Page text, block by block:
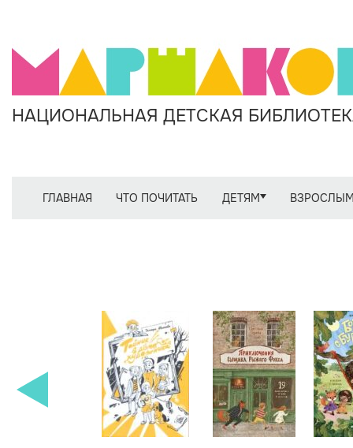
НАЦИОНАЛЬНАЯ ДЕТСКАЯ
ГЛАВНАЯ ЧТО ПОЧИТАТЬ ДЕТЯМ